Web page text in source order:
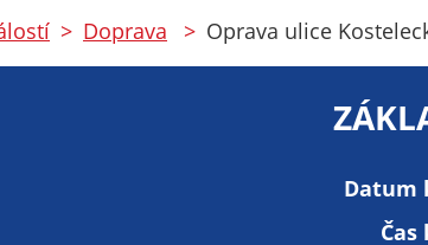
Doprava Oprava ulice
Datum